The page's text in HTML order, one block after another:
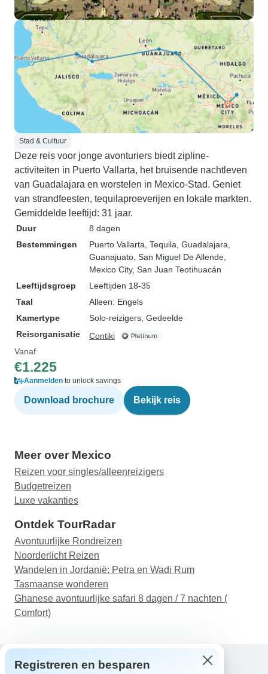
Stad & Cultuur
Deze reis voor jonge avonturiers biedt zipline-
activiteiten in Puerto Vallarta, het bruisende nachtleven
van Guadalajara en worstelen in Mexico-Stad. Geniet
van strandfeesten, tequilaproeverijen en lokale markten.
Gemiddelde leeftijd: 31 jaar.
Duur
8 dagen
Bestemmingen
Puerto Vallarta , Tequila , Guadalajara
Guanajuato , San Miguel De Allende
Mexico City, San Juan Teotihuacán
Leeftijdsgroep
Leeftijden 18-35
Taal
Alleen: Engels
Kamertype
Solo-reizigers, Gedeelde
Reisorganisatie
Contiki
Vanaf
€1.225
Aanmelden to unlock savings
Download brochure Bekijk reis
Meer over Mexico
Reizen voor singles/alleenreizigers
Budgetreizen
Luxe vakanties
Ontdek TourRadar
Avontuurlijke Rondreizen
Noorderlicht Reizen
Wandelen in Jordanië: Petra en Wadi Rum
Tasmaanse wonderen
Ghanese avontuurlijke safari 8 dagen / 7 nachten (
Comfort)
Registreren en besparen